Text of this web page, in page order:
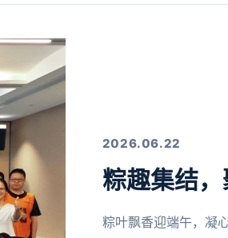
2026.06.22
粽趣集结
粽叶飘香迎端午，凝